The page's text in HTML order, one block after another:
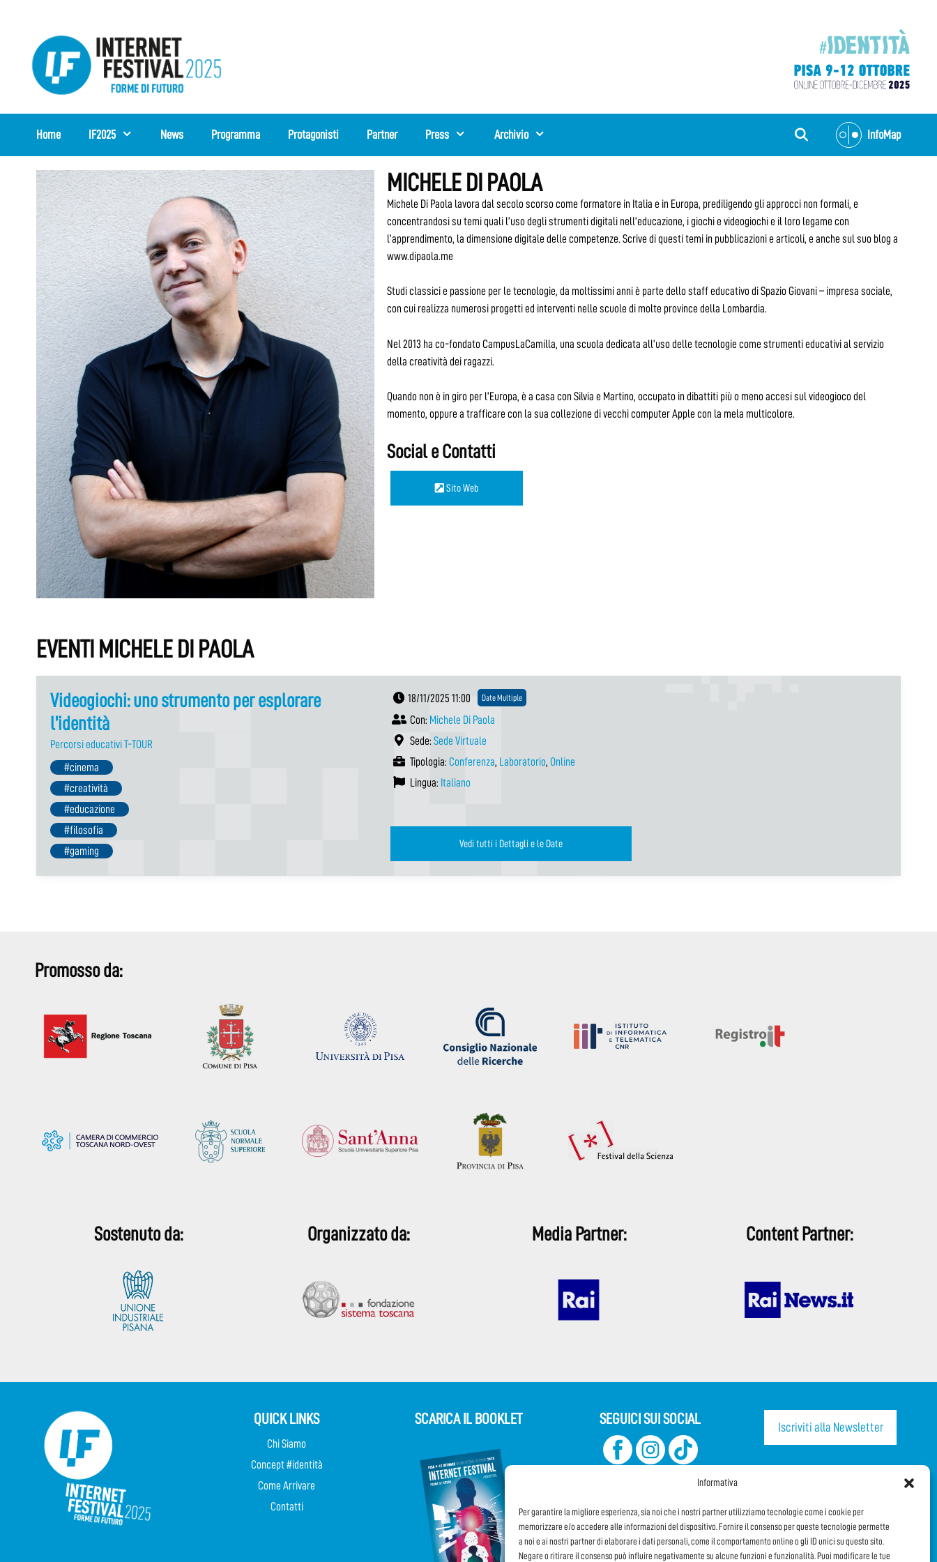
Informativa
Per garantire la migliore esperienza, sia noi che i nostri partner utilizziamo tecnologie come i cookie per
memorizzare e/o accedere alle informazioni del dispositivo. Fornire il consenso per queste tecnologie permette
a noi e ai nostri partner di elaborare i dati personali, come il comportamento online o gli ID unici su questo sito.
Negare o ritirare il consenso può influire negativamente su alcune funzioni e funzionalità. Puoi modificare le tue
contenuto
Home IF2025 News Programma Protagonisti Partner Press Archivio InfoMap
MICHELE DI PAOLA
Michele Di Paola lavora dal secolo scorso come formatore in Italia e in Europa, prediligendo gli approcci non formali, e
concentrandosi su temi quali l’uso degli strumenti digitali nell’educazione, i giochi e videogiochi e il loro legame con
l’apprendimento, la dimensione digitale delle competenze. Scrive di questi temi in pubblicazioni e articoli, e anche sul suo blog a
www.dipaola.me
Studi classici e passione per le tecnologie, da moltissimi anni è parte dello staff educativo di Spazio Giovani – impresa sociale,
con cui realizza numerosi progetti ed interventi nelle scuole di molte province della Lombardia.
Nel 2013 ha co-fondato CampusLaCamilla, una scuola dedicata all’uso delle tecnologie come strumenti educativi al servizio
della creatività dei ragazzi.
Quando non è in giro per l’Europa, è a casa con Silvia e Martino, occupato in dibattiti più o meno accesi sul videogioco del
momento, oppure a trafficare con la sua collezione di vecchi computer Apple con la mela multicolore.
Social e Contatti
Sito Web
EVENTI MICHELE DI PAOLA
Videogiochi: uno strumento per esplorare
l’identità
Percorsi educativi T-TOUR
#cinema
#creatività
#educazione
#filosofia
#gaming
18/11/2025 11:00 Date Multiple
Con: Michele Di Paola
Sede: Sede Virtuale
Tipologia: Conferenza, Laboratorio, Online
Lingua: Italiano
Vedi tutti i Dettagli e le Date
Promosso da:
Sostenuto da: Organizzato da: Media Partner: Content Partner:
QUICK LINKS
Chi Siamo
Concept #identità
Come Arrivare
Contatti
SCARICA IL BOOKLET SEGUICI SUI SOCIAL
Iscriviti alla Newsletter